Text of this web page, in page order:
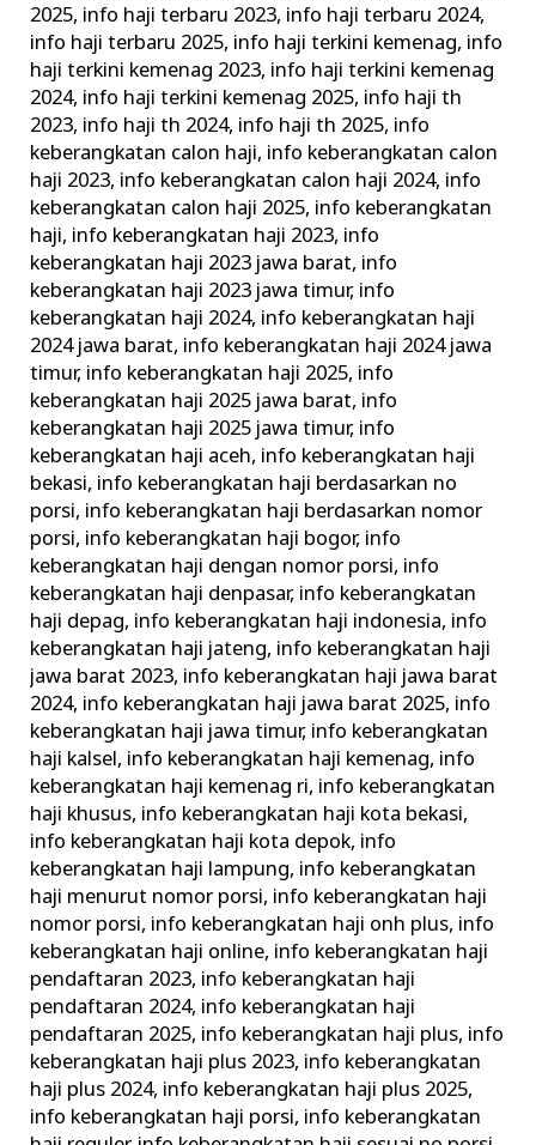
2025, info haji terbaru 2023, info haji terbaru 2024,
info haji terbaru 2025, info haji terkini kemenag, info
haji terkini kemenag 2023, info haji terkini kemenag
2024, info haji terkini kemenag 2025, info haji th
2023, info haji th 2024, info haji th 2025, info
keberangkatan calon haji, info keberangkatan calon
haji 2023, info keberangkatan calon haji 2024, info
keberangkatan calon haji 2025, info keberangkatan
haji, info keberangkatan haji 2023, info
keberangkatan haji 2023 jawa barat, info
keberangkatan haji 2023 jawa timur, info
keberangkatan haji 2024, info keberangkatan haji
2024 jawa barat, info keberangkatan haji 2024 jawa
timur, info keberangkatan haji 2025, info
keberangkatan haji 2025 jawa barat, info
keberangkatan haji 2025 jawa timur, info
keberangkatan haji aceh, info keberangkatan haji
bekasi, info keberangkatan haji berdasarkan no
porsi, info keberangkatan haji berdasarkan nomor
porsi, info keberangkatan haji bogor, info
keberangkatan haji dengan nomor porsi, info
keberangkatan haji denpasar, info keberangkatan
haji depag, info keberangkatan haji indonesia, info
keberangkatan haji jateng, info keberangkatan haji
jawa barat 2023, info keberangkatan haji jawa barat
2024, info keberangkatan haji jawa barat 2025, info
keberangkatan haji jawa timur, info keberangkatan
haji kalsel, info keberangkatan haji kemenag, info
keberangkatan haji kemenag ri, info keberangkatan
haji khusus, info keberangkatan haji kota bekasi,
info keberangkatan haji kota depok, info
keberangkatan haji lampung, info keberangkatan
haji menurut nomor porsi, info keberangkatan haji
nomor porsi, info keberangkatan haji onh plus, info
keberangkatan haji online, info keberangkatan haji
pendaftaran 2023, info keberangkatan haji
pendaftaran 2024, info keberangkatan haji
pendaftaran 2025, info keberangkatan haji plus, info
keberangkatan haji plus 2023, info keberangkatan
haji plus 2024, info keberangkatan haji plus 2025,
info keberangkatan haji porsi, info keberangkatan